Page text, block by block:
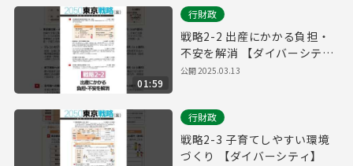
01:59
行財政
戦略2-2 出産にかかる負担・
不安を解消 【ダイバーシテ
ィ】
公開2025.03.13
行財政
戦略2-3 子育てしやすい環境
づくり 【ダイバーシティ】